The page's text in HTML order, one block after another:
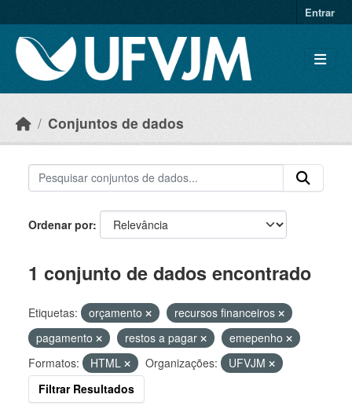
Entrar
Conjuntos de dados
Ordenar por
1 conjunto de dados encontrado
Etiquetas: orçamento
recursos financeiros
pagamento
restos a pagar
emepenho
Formatos:
HTML Organizações:
UFVJM
Filtrar Resultados